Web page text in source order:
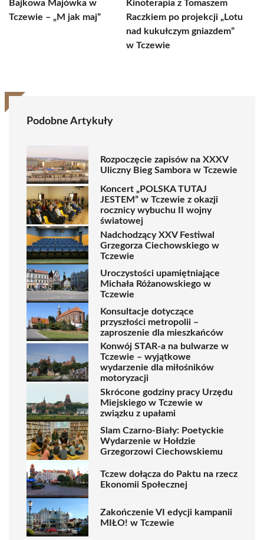
Bajkowa Majówka w
Tczewie – „M jak maj”
Kinoterapia z Tomaszem
Raczkiem po projekcji „Lotu
nad kukułczym gniazdem”
w Tczewie
Podobne Artykuły
Rozpoczęcie zapisów na XXXV
Uliczny Bieg Sambora w Tczewie
Koncert „POLSKA TUTAJ
JESTEM” w Tczewie z okazji
rocznicy wybuchu II wojny
światowej
Nadchodzący XXV Festiwal
Grzegorza Ciechowskiego w
Tczewie
Uroczystości upamiętniające
Michała Różanowskiego w
Tczewie
Konsultacje dotyczące
przyszłości metropolii –
zaproszenie dla mieszkańców
Konwój STAR-a na bulwarze w
Tczewie – wyjątkowe
wydarzenie dla miłośników
motoryzacji
Skrócone godziny pracy Urzędu
Miejskiego w Tczewie w
związku z upałami
Slam Czarno-Biały: Poetyckie
Wydarzenie w Hołdzie
Grzegorzowi Ciechowskiemu
Tczew dołącza do Paktu na rzecz
Ekonomii Społecznej
Zakończenie VI edycji kampanii
MIŁO! w Tczewie